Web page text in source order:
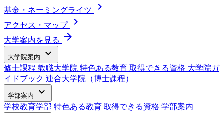
基金・ネーミングライツ chevron_right
アクセス・マップ chevron_right
大学案内を見る arrow_forward
大学院案内 expand_more
修士課程 教職大学院 特色ある教育 取得できる資格 大学院ガ
イドブック 連合大学院（博士課程）
学部案内 expand_more
学校教育学部 特色ある教育 取得できる資格 学部案内